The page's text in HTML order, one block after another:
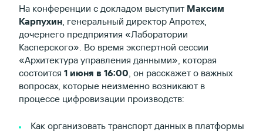
На конференции с докладом выступит Максим
Карпухин, генеральный директор Апротех,
дочернего предприятия «Лаборатории
Касперского». Во время экспертной сессии
«Архитектура управления данными», которая
состоится 1 июня в 16:00, он расскажет о важных
вопросах, которые неизменно возникают в
процессе цифровизации производств:
Как организовать транспорт данных в платформы